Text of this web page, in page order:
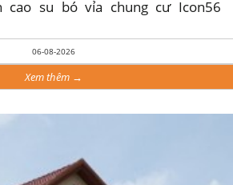
cao su bó vỉa chung cư Icon56
06-08-2026
Xem thêm →